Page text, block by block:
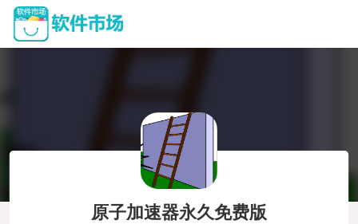
原子加速器永久免费版